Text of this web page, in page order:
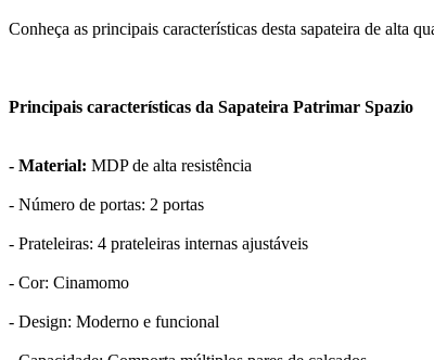
Conheça as principais características desta sapateira de alta
Principais características da Sapateira Patrimar Spazio
- Material: MDP de alta resistência
- Número de portas: 2 portas
- Prateleiras: 4 prateleiras internas ajustáveis
- Cor: Cinamomo
- Design: Moderno e funcional